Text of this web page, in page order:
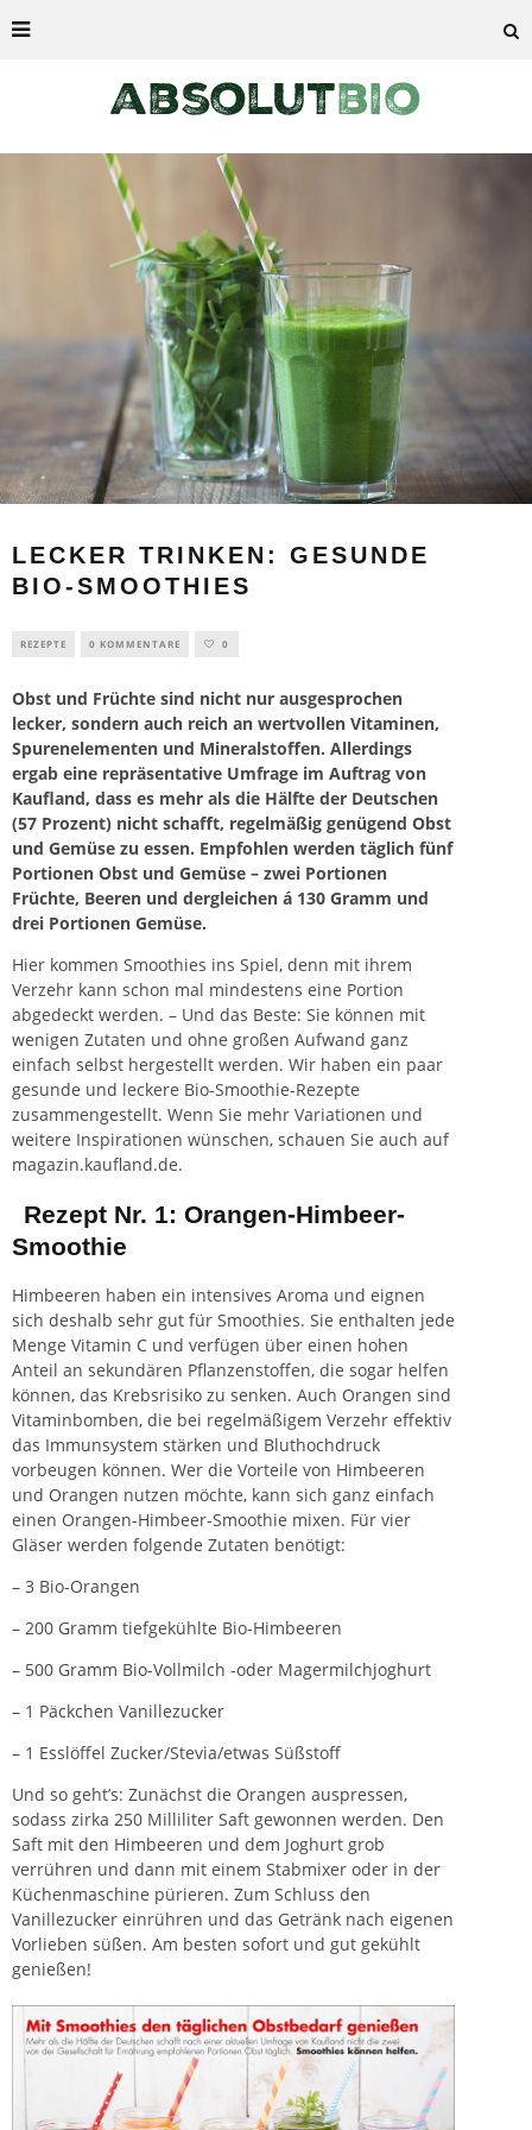
LECKER TRINKEN: GESUNDE
BIO-SMOOTHIES
REZEPTE 0 KOMMENTARE 0
Obst und Früchte sind nicht nur ausgesprochen
lecker, sondern auch reich an wertvollen Vitaminen,
Spurenelementen und Mineralstoffen. Allerdings
ergab eine repräsentative Umfrage im Auftrag von
Kaufland, dass es mehr als die Hälfte der Deutschen
(57 Prozent) nicht schafft, regelmäßig genügend Obst
und Gemüse zu essen. Empfohlen werden täglich fünf
Portionen Obst und Gemüse – zwei Portionen
Früchte, Beeren und dergleichen á 130 Gramm und
drei Portionen Gemüse.
Hier kommen Smoothies ins Spiel, denn mit ihrem
Verzehr kann schon mal mindestens eine Portion
abgedeckt werden. – Und das Beste: Sie können mit
wenigen Zutaten und ohne großen Aufwand ganz
einfach selbst hergestellt werden. Wir haben ein paar
gesunde und leckere Bio-Smoothie-Rezepte
zusammengestellt. Wenn Sie mehr Variationen und
weitere Inspirationen wünschen, schauen Sie auch auf
magazin.kaufland.de.
Rezept Nr. 1: Orangen-Himbeer-
Smoothie
Himbeeren haben ein intensives Aroma und eignen
sich deshalb sehr gut für Smoothies. Sie enthalten jede
Menge Vitamin C und verfügen über einen hohen
Anteil an sekundären Pflanzenstoffen, die sogar helfen
können, das Krebsrisiko zu senken. Auch Orangen sind
Vitaminbomben, die bei regelmäßigem Verzehr effektiv
das Immunsystem stärken und Bluthochdruck
vorbeugen können. Wer die Vorteile von Himbeeren
und Orangen nutzen möchte, kann sich ganz einfach
einen Orangen-Himbeer-Smoothie mixen. Für vier
Gläser werden folgende Zutaten benötigt:
– 3 Bio-Orangen
– 200 Gramm tiefgekühlte Bio-Himbeeren
– 500 Gramm Bio-Vollmilch -oder Magermilchjoghurt
– 1 Päckchen Vanillezucker
– 1 Esslöffel Zucker/Stevia/etwas Süßstoff
Und so geht’s: Zunächst die Orangen auspressen,
sodass zirka 250 Milliliter Saft gewonnen werden. Den
Saft mit den Himbeeren und dem Joghurt grob
verrühren und dann mit einem Stabmixer oder in der
Küchenmaschine pürieren. Zum Schluss den
Vanillezucker einrühren und das Getränk nach eigenen
Vorlieben süßen. Am besten sofort und gut gekühlt
genießen!